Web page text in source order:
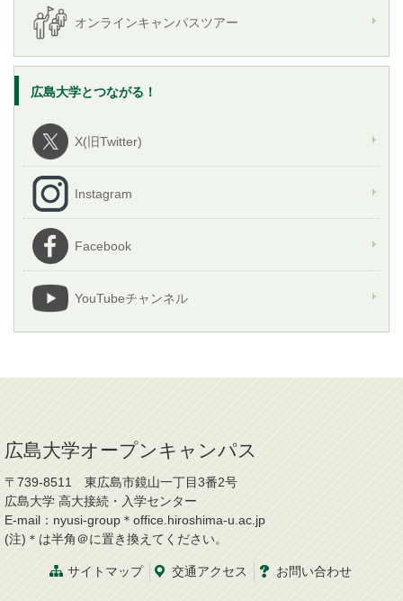
オンラインキャンパスツアー
広島大学とつながる！
X(旧Twitter)
Instagram
Facebook
YouTubeチャンネル
広島大学オープンキャンパス
〒739-8511 東広島市鏡山一丁目3番2号
広島大学 高大接続・入学センター
E-mail：nyusi-group＊office.hiroshima-u.ac.jp
(注)＊は半角＠に置き換えてください。
サイトマップ 交通アクセス お問い合わせ